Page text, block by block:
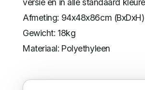
versie en in alle standaard
Afmeting: 94x48x86cm (BxDxH)
Gewicht: 18kg
Materiaal: Polyethyleen